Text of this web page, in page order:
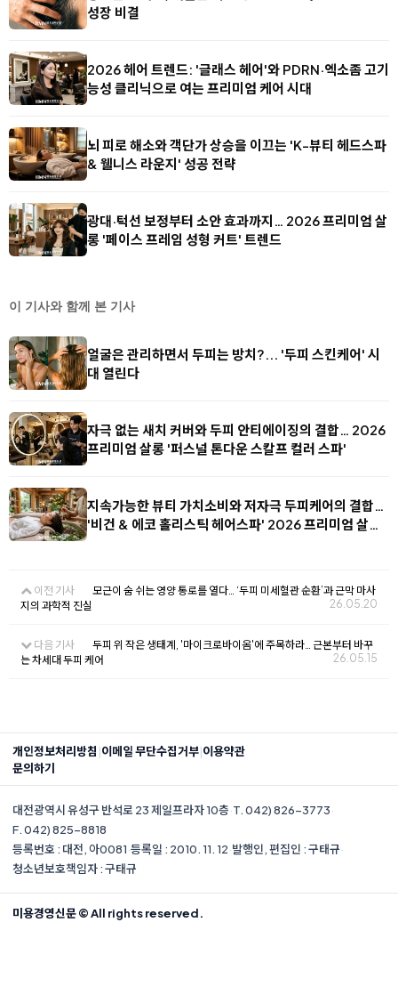
성장 비결
2026 헤어 트렌드: '글래스 헤어'와 PDRN·엑소좀 고기
능성 클리닉으로 여는 프리미엄 케어 시대
뇌 피로 해소와 객단가 상승을 이끄는 'K-뷰티 헤드스파
& 웰니스 라운지' 성공 전략
광대·턱선 보정부터 소안 효과까지… 2026 프리미엄 살
롱 '페이스 프레임 성형 커트' 트렌드
이 기사와 함께 본 기사
얼굴은 관리하면서 두피는 방치?... '두피 스킨케어' 시
대 열린다
자극 없는 새치 커버와 두피 안티에이징의 결합… 2026
프리미엄 살롱 '퍼스널 톤다운 스칼프 컬러 스파'
지속가능한 뷰티 가치소비와 저자극 두피케어의 결합…
'비건 & 에코 홀리스틱 헤어스파' 2026 프리미엄 살…
이전 기사
모근이 숨 쉬는 영양 통로를 열다… ‘두피 미세혈관 순환’과 근막 마사
지의 과학적 진실
26.05.20
다음 기사
두피 위 작은 생태계, '마이크로바이옴'에 주목하라… 근본부터 바꾸
는 차세대 두피 케어
26.05.15
개인정보처리방침 |이메일 무단수집거부|이용약관
문의하기
대전광역시 유성구 반석로 23 제일프라자 10층·T. 042) 826-3773·
F. 042) 825-8818
등록번호 : 대전, 아0081·등록일 : 2010. 11. 12·발행인, 편집인 : 구태규·
청소년보호책임자 : 구태규
미용경영신문 © All rights reserved.